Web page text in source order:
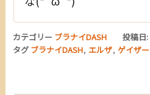
投稿日:
カテゴリー ブラナイDASH
タグ ブラナイDASH, エルザ, ゲイザー